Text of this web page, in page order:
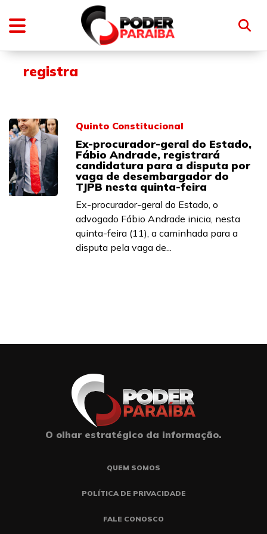
registra
Quinto Constitucional
Ex-procurador-geral do Estado,
Fábio Andrade, registrará
candidatura para a disputa por
vaga de desembargador do
TJPB nesta quinta-feira
Ex-procurador-geral do Estado, o
advogado Fábio Andrade inicia, nesta
quinta-feira (11), a caminhada para a
disputa pela vaga de...
O olhar estratégico da informação.
QUEM SOMOS
POLÍTICA DE PRIVACIDADE
FALE CONOSCO